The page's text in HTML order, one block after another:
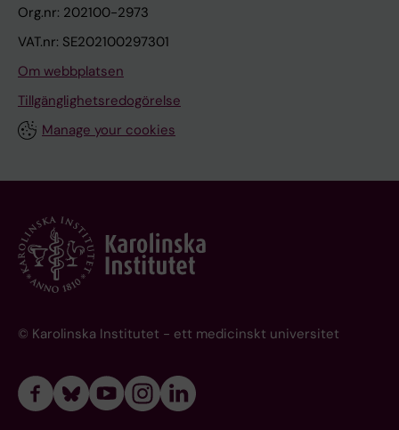
Org.nr: 202100-2973
VAT.nr: SE202100297301
Om webbplatsen
Tillgänglighetsredogörelse
Manage your cookies
© Karolinska Institutet - ett medicinskt universitet